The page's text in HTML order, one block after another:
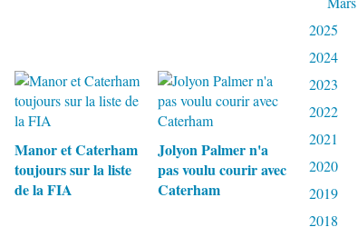
Manor et Caterham
toujours sur la liste
de la FIA
Jolyon Palmer n'a
pas voulu courir avec
Caterham
2025
2024
2023
2022
2021
2020
2019
2018